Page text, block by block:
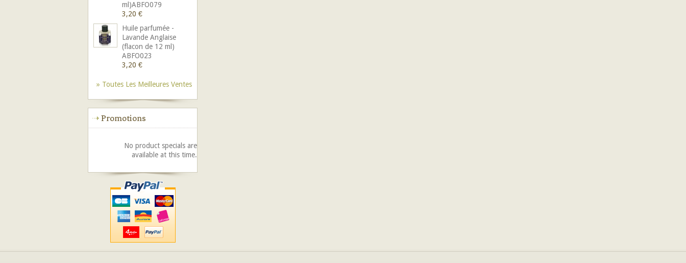
ml)ABFO079
3,20 €
Huile parfumée -
Lavande Anglaise
(flacon de 12 ml)
ABFO023
3,20 €
» Toutes Les Meilleures Ventes
Promotions
No product specials are
available at this time.